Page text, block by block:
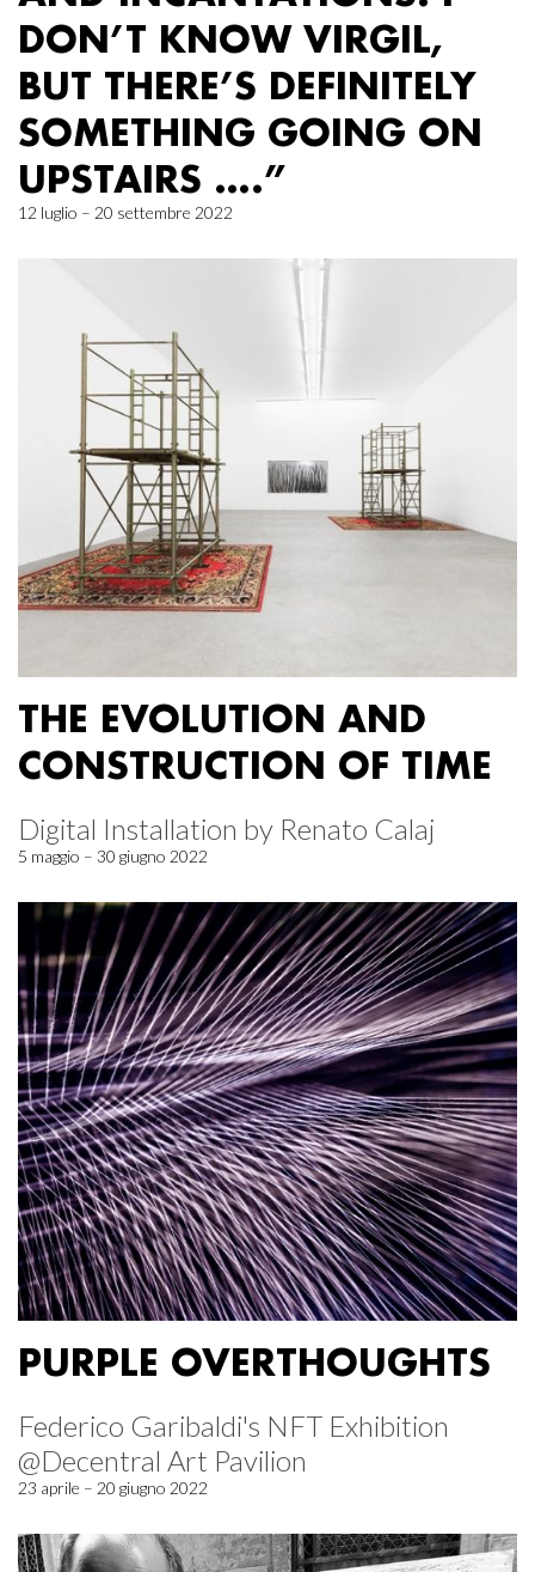
DON’T KNOW VIRGIL,
BUT THERE’S DEFINITELY
SOMETHING GOING ON
UPSTAIRS ….”
12 luglio – 20 settembre 2022
THE EVOLUTION AND
CONSTRUCTION OF TIME
Digital Installation by Renato Calaj
5 maggio – 30 giugno 2022
PURPLE OVERTHOUGHTS
Federico Garibaldi's NFT Exhibition
@Decentral Art Pavilion
23 aprile – 20 giugno 2022